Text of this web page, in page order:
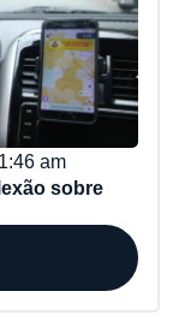
am
sobre